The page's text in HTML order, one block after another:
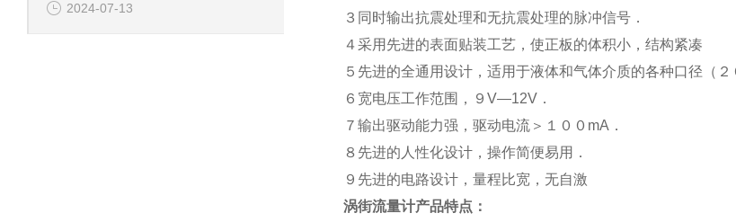
2024-07-13
３同时输出抗震处理和无抗震处理的脉冲信号．
４采用先进的表面贴装工艺，使正板的体积小，结构紧凑
５先进的全通用设计，适用于液体和气体介质的各种口径（
６宽电压工作范围，９V—12V．
７输出驱动能力强，驱动电流＞１００mA．
８先进的人性化设计，操作简便易用．
９先进的电路设计，量程比宽，无自激
涡街流量计产品特点：